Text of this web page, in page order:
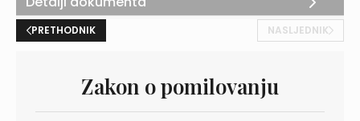
PRETHODNIK NASLJEDNIK
Zakon o pomilovanju